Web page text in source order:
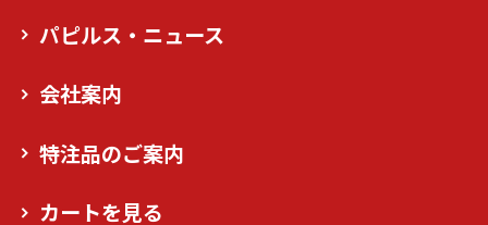
パピルス・ニュース
会社案内
特注品のご案内
カートを見る